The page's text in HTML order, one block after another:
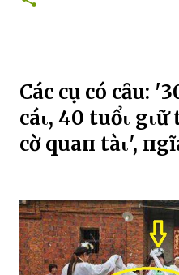
Các cụ có cȃu:
cáι, 40 tuổι gιữ
cҺờ quaп tàι',